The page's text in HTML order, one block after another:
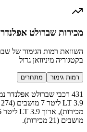
מכירות שברולט אפלנדר 2007 והשוואה למתחרים
בקטגוריה מיניוואן גדול
רמות גימור מתחרים
מושבים (21 מכירות).